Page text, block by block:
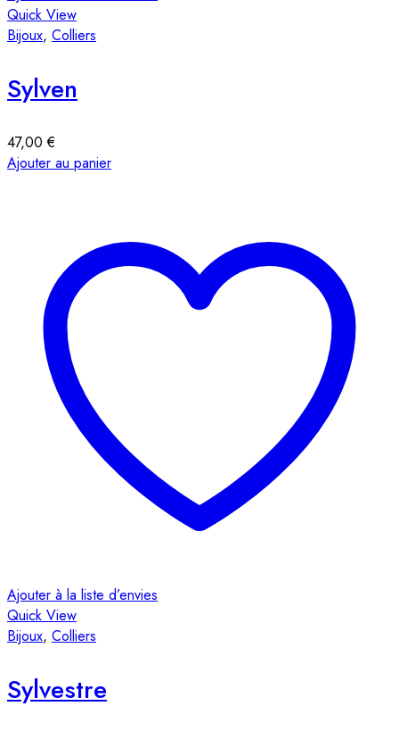
Quick View
Bijoux, Colliers
Sylven
47,00€
Ajouter au panier
Ajouter à la liste d’envies
Quick View
Bijoux, Colliers
Sylvestre